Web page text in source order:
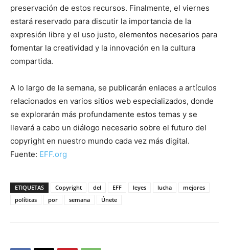
preservación de estos recursos. Finalmente, el viernes
estará reservado para discutir la importancia de la
expresión libre y el uso justo, elementos necesarios para
fomentar la creatividad y la innovación en la cultura
compartida.
A lo largo de la semana, se publicarán enlaces a artículos
relacionados en varios sitios web especializados, donde
se explorarán más profundamente estos temas y se
llevará a cabo un diálogo necesario sobre el futuro del
copyright en nuestro mundo cada vez más digital.
Fuente: EFF.org
ETIQUETAS Copyright del EFF leyes lucha
mejores
políticas
por semana Únete